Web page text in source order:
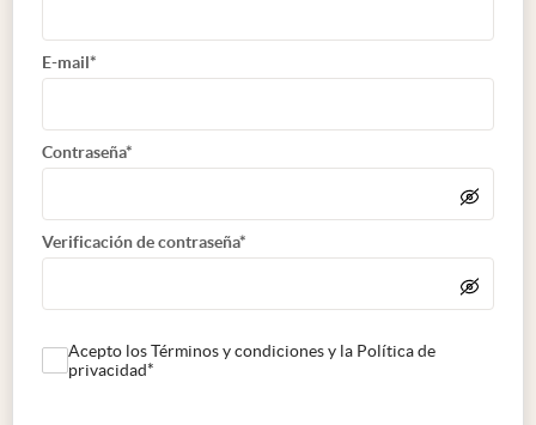
E-mail*
Contraseña*
Verificación de contraseña*
Acepto los Términos y condiciones y la Política de
privacidad*